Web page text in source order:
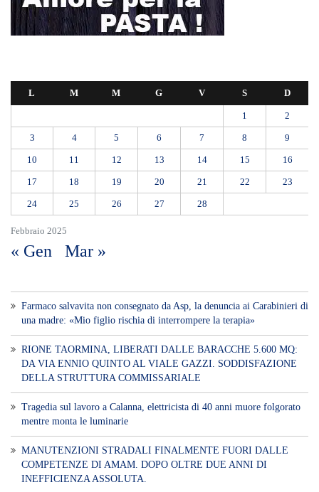
Febbraio 2025
L M M G V S D
1 2
3 4 5 6 7 8 9
10 11 12 13 14 15 16
17 18 19 20 21 22 23
24 25 26 27 28
« Gen Mar »
Farmaco salvavita non consegnato da Asp, la denuncia ai Carabinieri di
una madre: «Mio figlio rischia di interrompere la terapia»
RIONE TAORMINA, LIBERATI DALLE BARACCHE 5.600 MQ:
DA VIA ENNIO QUINTO AL VIALE GAZZI. SODDISFAZIONE
DELLA STRUTTURA COMMISSARIALE
Tragedia sul lavoro a Calanna, elettricista di 40 anni muore folgorato
mentre monta le luminarie
MANUTENZIONI STRADALI FINALMENTE FUORI DALLE
COMPETENZE DI AMAM. DOPO OLTRE DUE ANNI DI
INEFFICIENZA ASSOLUTA.